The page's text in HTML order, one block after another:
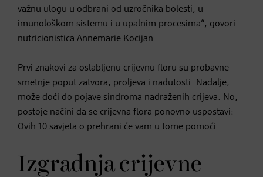
važnu ulogu u odbrani od uzročnika bolesti, u
imunološkom sistemu i u upalnim procesima“, govori
nutricionistica Annemarie Kocijan.
Prvi znakovi za oslabljenu crijevnu floru su probavne
smetnje poput zatvora, proljeva i nadutosti. Nadalje,
može doći do pojave sindroma nadraženih crijeva. No,
postoje načini da se crijevna flora ponovno uspostavi:
Ovih 10 savjeta o prehrani će vam u tome pomoći.
Izgradnja crijevne